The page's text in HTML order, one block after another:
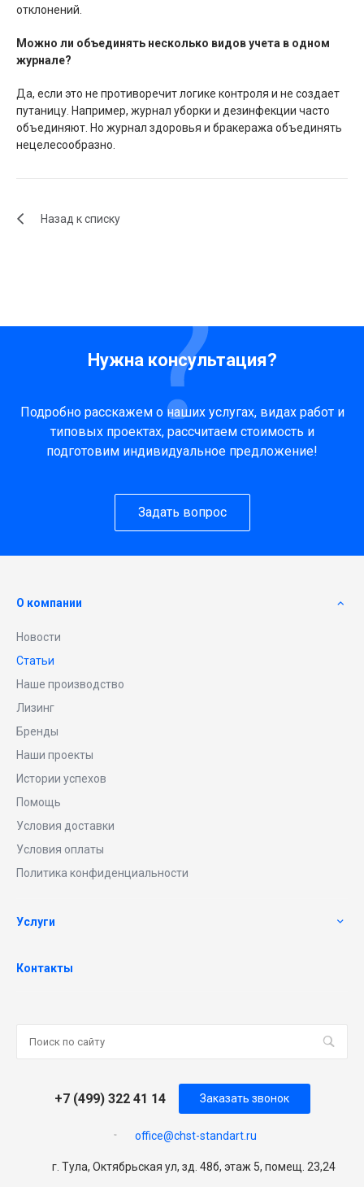
отклонений.
Можно ли объединять несколько видов учета в одном
журнале?
Да, если это не противоречит логике контроля и не создает
путаницу. Например, журнал уборки и дезинфекции часто
объединяют. Но журнал здоровья и бракеража объединять
нецелесообразно.
Назад к списку
Нужна консультация?
Подробно расскажем о наших услугах, видах работ и
типовых проектах, рассчитаем стоимость и
подготовим индивидуальное предложение!
Задать вопрос
О компании
Новости
Статьи
Наше производство
Лизинг
Бренды
Наши проекты
Истории успехов
Помощь
Условия доставки
Условия оплаты
Политика конфиденциальности
Услуги
Контакты
+7 (499) 322 41 14
office@chst-standart.ru
Заказать звонок
г. Тула, Октябрьская ул, зд. 48б, этаж 5, помещ. 23,24